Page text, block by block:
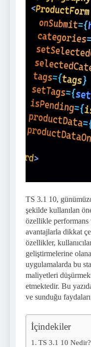
TS 3.1 10,
şekilde kullanılan
özellikle performans
avantajlarla dikkat
özellikler,
geliştirmelerine
uygulamalarda bu
maliyetleri
etmektedir. Bu
ve sunduğu
İçindekiler
TS 3.1 10 Nedir?